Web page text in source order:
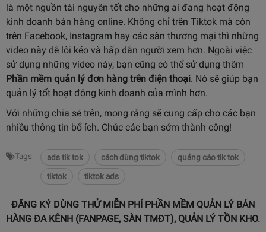
là một nguồn tài nguyên tốt cho những ai đang hoạt động
kinh doanh bán hàng online. Không chỉ trên Tiktok mà còn
trên Facebook, Instagram hay các sàn thương mại thì những
video này dễ lôi kéo và hấp dẫn người xem hơn. Ngoài việc
sử dụng những video này, bạn cũng có thể sử dụng thêm
Phần mềm quản lý đơn hàng trên điện thoại. Nó sẽ giúp bạn
quản lý tốt hoạt động kinh doanh của mình hơn.
Với những chia sẻ trên, mong rằng sẽ cung cấp cho các bạn
nhiều thông tin bổ ích. Chúc các bạn sớm thành công!
Tags ads tik tok cách dùng tiktok
quảng cáo tik tok
tiktok
tiktok ads
ĐĂNG KÝ DÙNG THỬ MIỄN PHÍ PHẦN MỀM QUẢN LÝ BÁN
HÀNG ĐA KÊNH (FANPAGE, SÀN TMĐT), QUẢN LÝ TỒN KHO.